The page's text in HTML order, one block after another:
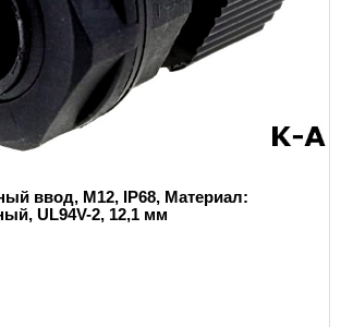
ввод, M12, IP68, Материал:
UL94V-2, 12,1 мм